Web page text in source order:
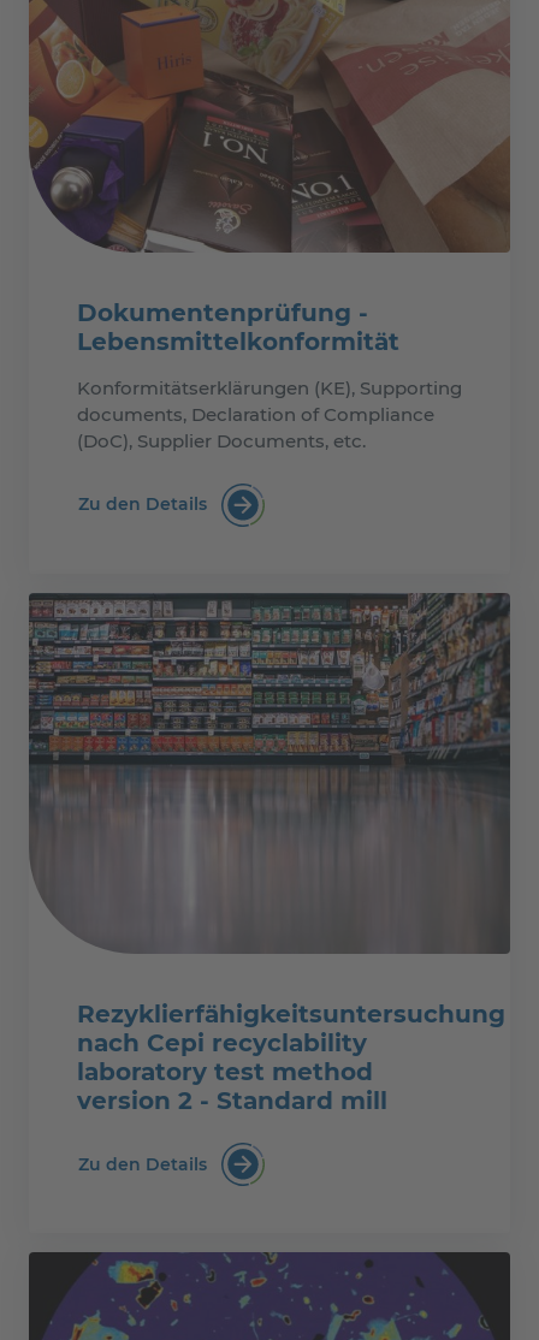
Dokumentenprüfung -
Lebensmittelkonformität
Konformitätserklärungen (KE), Supporting
documents, Declaration of Compliance
(DoC), Supplier Documents, etc.
Zu den Details Dokumentenprüfung -
Rezyklierfähigkeitsuntersuchung
nach Cepi recyclability
laboratory test method
version 2 - Standard mill
Zu den Details Rezyklierfähigkeitsuntersuchung